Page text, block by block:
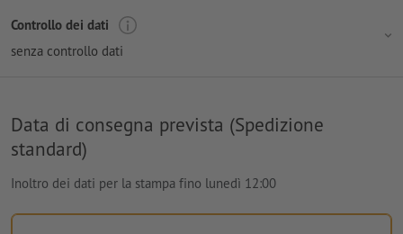
Controllo dei dati
senza controllo dati
Data di consegna prevista (Spedizione
standard)
Inoltro dei dati per la stampa fino lunedì 12:00